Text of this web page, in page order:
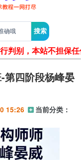
别，本站不担保
第四阶段杨峰晏
15:26
当前分类：